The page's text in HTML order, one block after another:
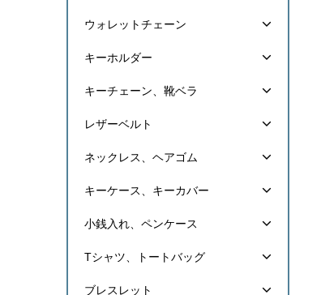
ウォレットチェーン
キーホルダー
キーチェーン、靴ベラ
レザーベルト
ネックレス、ヘアゴム
キーケース、キーカバー
小銭入れ、ペンケース
Tシャツ、トートバッグ
ブレスレット